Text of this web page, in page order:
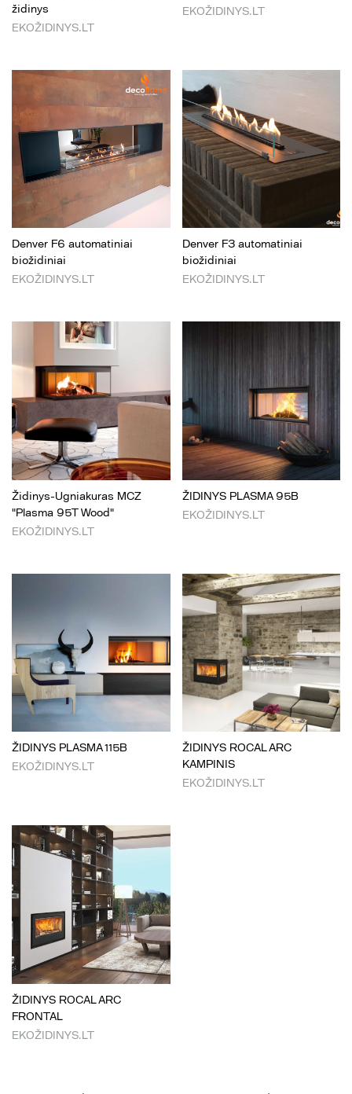
židinys
EKOŽIDINYS.LT
EKOŽIDINYS.LT
Denver F6 automatiniai
biožidiniai
EKOŽIDINYS.LT
Denver F3 automatiniai
biožidiniai
EKOŽIDINYS.LT
Židinys-Ugniakuras MCZ
"Plasma 95T Wood"
EKOŽIDINYS.LT
ŽIDINYS PLASMA 95B
EKOŽIDINYS.LT
ŽIDINYS PLASMA 115B
EKOŽIDINYS.LT
ŽIDINYS ROCAL ARC
KAMPINIS
EKOŽIDINYS.LT
ŽIDINYS ROCAL ARC
FRONTAL
EKOŽIDINYS.LT